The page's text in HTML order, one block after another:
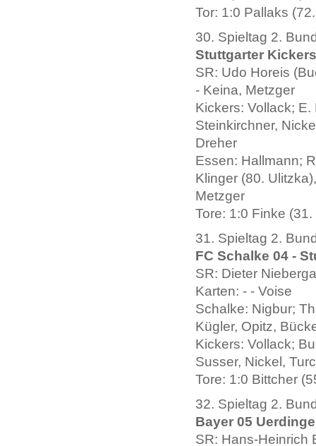
Tor: 1:0 Pallaks
30. Spieltag 2.
Stuttgarter
SR: Udo Horeis
- Keina, Metzger
Kickers: Vollack;
Steinkirchner,
Dreher
Essen: Hallmann;
Klinger (80.
Metzger
Tore: 1:0 Finke
31. Spieltag 2.
FC Schalke 04 -
SR: Dieter
Karten: - - Voise
Schalke: Nigbur;
Kügler, Opitz,
Kickers: Vollack;
Susser, Nickel,
Tore: 1:0 Bittcher
32. Spieltag 2.
Bayer 05
SR: Hans-Heinrich